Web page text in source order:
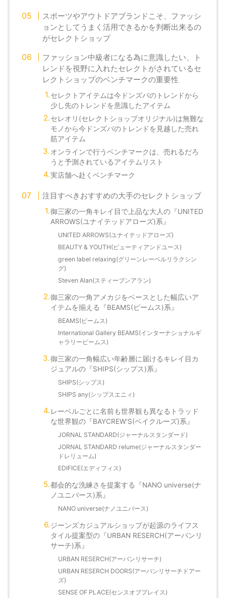
スポーツやアウトドアブランドこそ、ファッシ
ョンとしてうまく活用できるかを判断出来るの
がセレクトショップ
ファッション中級者になる為に意識したい、ト
レンドを視野に入れたセレクトがされているセ
レクトショップのベンチマークの重要性
セレクトアイテムは今ドンズバのトレンドから
少し先のトレンドを意識したアイテム
セレオリ(セレクトショップオリジナル)は無難な
モノから今ドンズバのトレンドを見越した売れ
筋アイテム
オンラインで行うベンチマークは、売れるだろ
うと予測されているアイテムリスト
実店舗へ赴くベンチマーク
注目すべきおすすめの大手のセレクトショップ
御三家の一角キレイ目で上品な大人の『UNITED
ARROWS(ユナイテッドアローズ)系』
UNITED ARROWS(ユナイテッドアローズ)
BEAUTY & YOUTH(ビューティアンドユース)
green label relaxing(グリーンレーベルリラクシン
グ)
Steven Alan(スティーブンアラン)
御三家の一角アメカジをベースとした幅広いア
イテムを揃える『BEAMS(ビームス)系』
BEAMS(ビームス)
International Gallery BEAMS(インターナショナルギ
ャラリービームス)
御三家の一角幅広い年齢層に届けるキレイ目カ
ジュアルの『SHIPS(シップス)系』
SHIPS(シップス)
SHIPS any(シップスエニィ)
レーベルごとに名前も世界観も異なるトラッド
な世界観の『BAYCREW'S(ベイクルーズ)系』
JORNAL STANDARD(ジャーナルスタンダード)
JORNAL STANDARD relume(ジャーナルスタンダー
ドレリューム)
EDIFICE(エディフィス)
都会的な洗練さを提案する『NANO universe(ナ
ノユニバース)系』
NANO universe(ナノユニバース)
ジーンズカジュアルショップが起源のライフス
タイル提案型の『URBAN RESERCH(アーバンリ
サーチ)系』
URBAN RESERCH(アーバンリサーチ)
URBAN RESERCH DOORS(アーバンリサーチドアー
ズ)
SENSE OF PLACE(センスオブプレイス)